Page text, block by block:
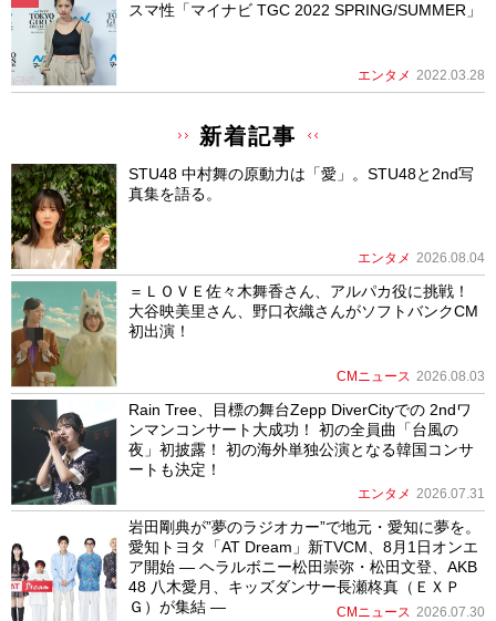
スマ性「マイナビ TGC 2022 SPRING/SUMMER」
エンタメ 2022.03.28
新着記事
STU48 中村舞の原動力は「愛」。STU48と2nd写
真集を語る。
エンタメ 2026.08.04
＝ＬＯＶＥ佐々木舞香さん、アルパカ役に挑戦！
大谷映美里さん、野口衣織さんがソフトバンクCM
初出演！
CMニュース 2026.08.03
Rain Tree、目標の舞台Zepp DiverCityでの 2ndワ
ンマンコンサート大成功！ 初の全員曲「台風の
夜」初披露！ 初の海外単独公演となる韓国コンサ
ートも決定！
エンタメ 2026.07.31
岩田剛典が”夢のラジオカー”で地元・愛知に夢を。
愛知トヨタ「AT Dream」新TVCM、8月1日オンエ
ア開始 ― ヘラルボニー松田崇弥・松田文登、AKB
48 八木愛月、キッズダンサー長瀬柊真（ＥＸＰ
Ｇ）が集結 ―
CMニュース 2026.07.30